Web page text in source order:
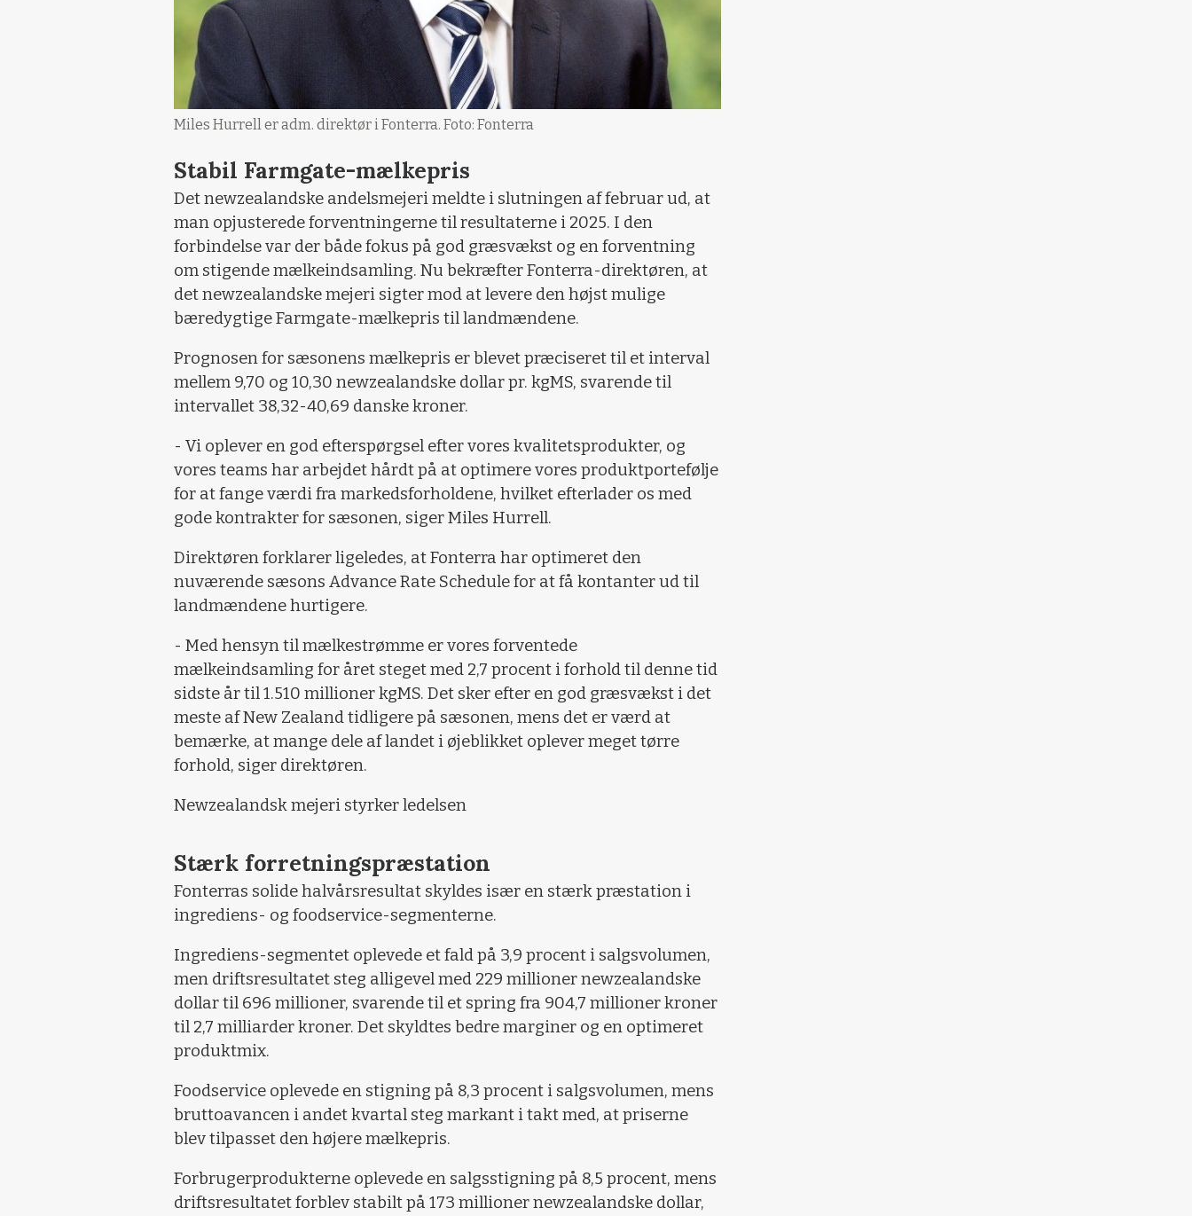
Miles Hurrell er adm. direktør i Fonterra. Foto: Fonterra
Stabil Farmgate-mælkepris
Det newzealandske andelsmejeri meldte i slutningen af februar ud, at
man opjusterede forventningerne til resultaterne i 2025. I den
forbindelse var der både fokus på god græsvækst og en forventning
om stigende mælkeindsamling. Nu bekræfter Fonterra-direktøren, at
det newzealandske mejeri sigter mod at levere den højst mulige
bæredygtige Farmgate-mælkepris til landmændene.
Prognosen for sæsonens mælkepris er blevet præciseret til et interval
mellem 9,70 og 10,30 newzealandske dollar pr. kgMS, svarende til
intervallet 38,32-40,69 danske kroner.
- Vi oplever en god efterspørgsel efter vores kvalitetsprodukter, og
vores teams har arbejdet hårdt på at optimere vores produktportefølje
for at fange værdi fra markedsforholdene, hvilket efterlader os med
gode kontrakter for sæsonen, siger Miles Hurrell.
Direktøren forklarer ligeledes, at Fonterra har optimeret den
nuværende sæsons Advance Rate Schedule for at få kontanter ud til
landmændene hurtigere.
- Med hensyn til mælkestrømme er vores forventede
mælkeindsamling for året steget med 2,7 procent i forhold til denne tid
sidste år til 1.510 millioner kgMS. Det sker efter en god græsvækst i det
meste af New Zealand tidligere på sæsonen, mens det er værd at
bemærke, at mange dele af landet i øjeblikket oplever meget tørre
forhold, siger direktøren.
Newzealandsk mejeri styrker ledelsen
Stærk forretningspræstation
Fonterras solide halvårsresultat skyldes især en stærk præstation i
ingrediens- og foodservice-segmenterne.
Ingrediens-segmentet oplevede et fald på 3,9 procent i salgsvolumen,
men driftsresultatet steg alligevel med 229 millioner newzealandske
dollar til 696 millioner, svarende til et spring fra 904,7 millioner kroner
til 2,7 milliarder kroner. Det skyldtes bedre marginer og en optimeret
produktmix.
Foodservice oplevede en stigning på 8,3 procent i salgsvolumen, mens
bruttoavancen i andet kvartal steg markant i takt med, at priserne
blev tilpasset den højere mælkepris.
Forbrugerprodukterne oplevede en salgsstigning på 8,5 procent, mens
driftsresultatet forblev stabilt på 173 millioner newzealandske dollar,